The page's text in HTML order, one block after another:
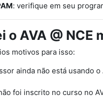
: verifique em seu
o AVA @
motivos para isso:
ainda não está usando
foi inscrito no curso no